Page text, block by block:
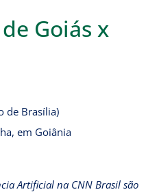
Goiás x
de Brasília)
em Goiânia
Artificial na CNN Brasil são